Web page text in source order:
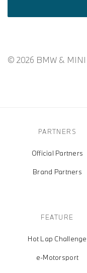
© 2026 BMW & MINI
PARTNERS
Official Partners
Brand Partners
FEATURE
Hot Lap Challenge
e-Motorsport